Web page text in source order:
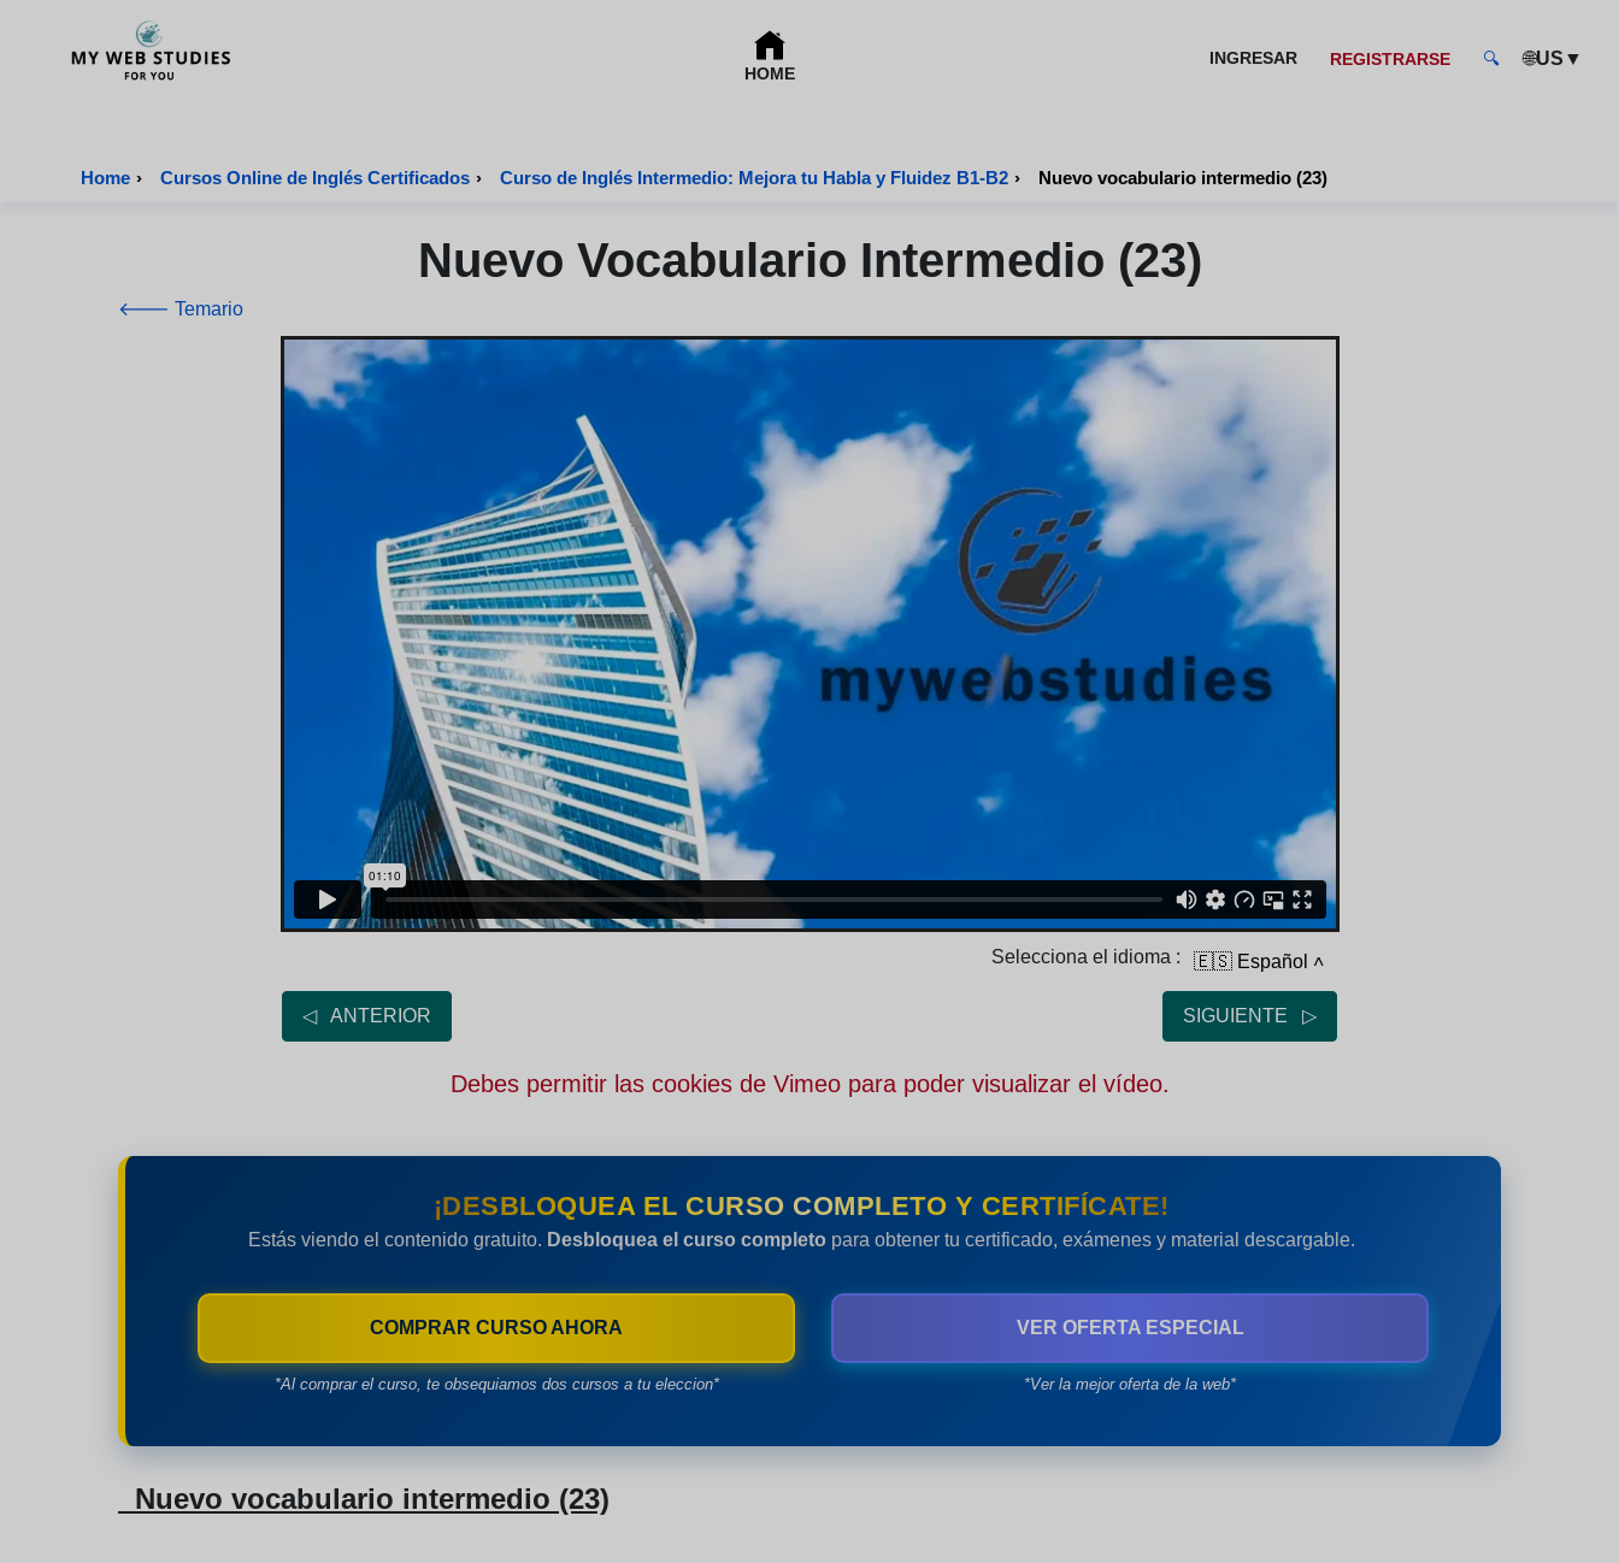
HOME
INGRESAR REGISTRARSE 🔍 🌐US ▼
Home › Cursos Online de Inglés Certificados › Curso de Inglés Intermedio: Mejora tu Habla y Fluidez B1-B2 › Nuevo vocabulario intermedio (23)
Nuevo Vocabulario Intermedio (23)
🡐 Temario
Selecciona el idioma : 🇪🇸 Español ˄
◁ ANTERIOR SIGUIENTE ▷
Debes permitir las cookies de Vimeo para poder visualizar el vídeo.
¡DESBLOQUEA EL CURSO COMPLETO Y CERTIFÍCATE!
Estás viendo el contenido gratuito. Desbloquea el curso completopara obtener tu certificado, exámenes y material descargable.
COMPRAR CURSO AHORA
*Al comprar el curso, te obsequiamos dos cursos a tu eleccion*
VER OFERTA ESPECIAL
*Ver la mejor oferta de la web*
Nuevo vocabulario intermedio (23)